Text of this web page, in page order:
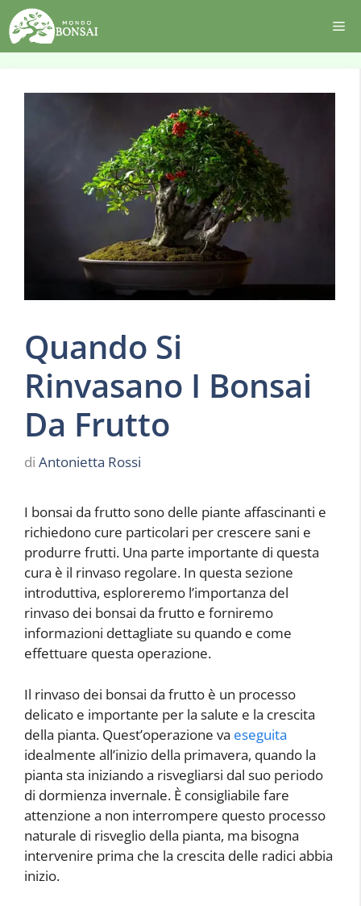
Vai
al
contenuto
Quando Si
Rinvasano I Bonsai
Da Frutto
di Antonietta Rossi
I bonsai da frutto sono delle piante affascinanti e
richiedono cure particolari per crescere sani e
produrre frutti. Una parte importante di questa
cura è il rinvaso regolare. In questa sezione
introduttiva, esploreremo l’importanza del
rinvaso dei bonsai da frutto e forniremo
informazioni dettagliate su quando e come
effettuare questa operazione.
Il rinvaso dei bonsai da frutto è un processo
delicato e importante per la salute e la crescita
della pianta. Quest’operazione va eseguita
idealmente all’inizio della primavera, quando la
pianta sta iniziando a risvegliarsi dal suo periodo
di dormienza invernale. È consigliabile fare
attenzione a non interrompere questo processo
naturale di risveglio della pianta, ma bisogna
intervenire prima che la crescita delle radici abbia
inizio.